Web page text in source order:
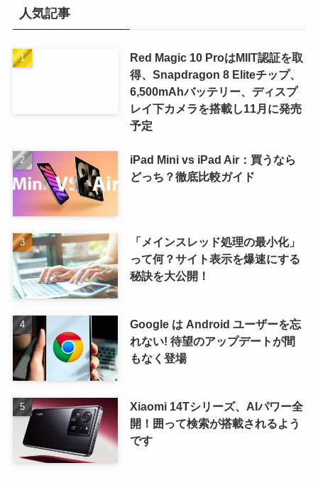
人気記事
Red Magic 10 ProはMIIT認証を取
得、Snapdragon 8 Eliteチップ、
6,500mAhバッテリー、ディスプ
レイ下カメラを搭載し11月に発売
予定
iPad Mini vs iPad Air：買うなら
どっち？徹底比較ガイド
「メインスレッド処理の最小化」
って何？サイト表示を爆速にする
秘訣を大公開！
Google は Android ユーザーを忘
れない! 待望のアップデートが間
もなく登場
Xiaomi 14Tシリーズ、AIパワー全
開！囲って検索が搭載されるよう
です